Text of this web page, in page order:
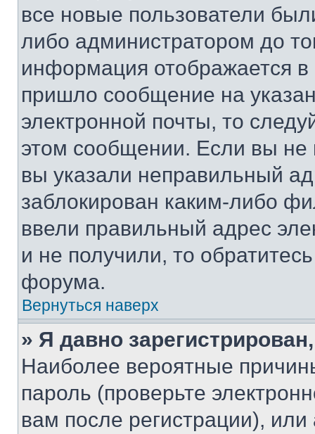
все новые пользователи
либо администратором до
информация отображается
пришло сообщение на
электронной почты, то
этом сообщении. Если вы
вы указали неправильный
заблокирован каким-либо
ввели правильный адрес
и не получили, то
форума.
Вернуться наверх
» Я давно
Наиболее вероятные
пароль (проверьте
вам после регистрации),